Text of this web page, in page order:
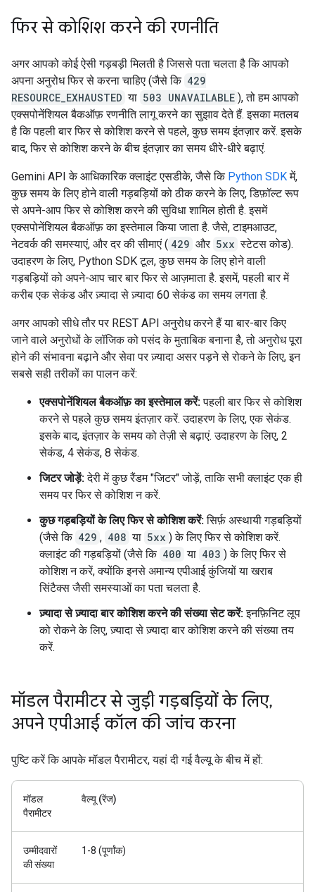
फिर से कोशिश करने की रणनीति
अगर आपको कोई ऐसी गड़बड़ी मिलती है जिससे पता चलता है कि आपको
अपना अनुरोध फिर से करना चाहिए (जैसे कि 429
RESOURCE_EXHAUSTED या 503 UNAVAILABLE ), तो हम आपको
एक्सपोनेंशियल बैकऑफ़ रणनीति लागू करने का सुझाव देते हैं. इसका मतलब
है कि पहली बार फिर से कोशिश करने से पहले, कुछ समय इंतज़ार करें. इसके
बाद, फिर से कोशिश करने के बीच इंतज़ार का समय धीरे-धीरे बढ़ाएं.
Gemini API के आधिकारिक क्लाइंट एसडीके, जैसे कि Python SDKमें,
कुछ समय के लिए होने वाली गड़बड़ियों को ठीक करने के लिए, डिफ़ॉल्ट रूप
से अपने-आप फिर से कोशिश करने की सुविधा शामिल होती है. इसमें
एक्सपोनेंशियल बैकऑफ़ का इस्तेमाल किया जाता है. जैसे, टाइमआउट,
नेटवर्क की समस्याएं, और दर की सीमाएं ( 429 और 5xx स्टेटस कोड).
उदाहरण के लिए, Python SDK टूल, कुछ समय के लिए होने वाली
गड़बड़ियों को अपने-आप चार बार फिर से आज़माता है. इसमें, पहली बार में
करीब एक सेकंड और ज़्यादा से ज़्यादा 60 सेकंड का समय लगता है.
अगर आपको सीधे तौर पर REST API अनुरोध करने हैं या बार-बार किए
जाने वाले अनुरोधों के लॉजिक को पसंद के मुताबिक बनाना है, तो अनुरोध पूरा
होने की संभावना बढ़ाने और सेवा पर ज़्यादा असर पड़ने से रोकने के लिए, इन
सबसे सही तरीकों का पालन करें:
एक्सपोनेंशियल बैकऑफ़ का इस्तेमाल करें:पहली बार फिर से कोशिश
करने से पहले कुछ समय इंतज़ार करें. उदाहरण के लिए, एक सेकंड.
इसके बाद, इंतज़ार के समय को तेज़ी से बढ़ाएं. उदाहरण के लिए, 2
सेकंड, 4 सेकंड, 8 सेकंड.
जिटर जोड़ें:देरी में कुछ रैंडम "जिटर" जोड़ें, ताकि सभी क्लाइंट एक ही
समय पर फिर से कोशिश न करें.
कुछ गड़बड़ियों के लिए फिर से कोशिश करें:सिर्फ़ अस्थायी गड़बड़ियों
(जैसे कि 429 , 408 या 5xx ) के लिए फिर से कोशिश करें.
क्लाइंट की गड़बड़ियों (जैसे कि 400 या 403 ) के लिए फिर से
कोशिश न करें, क्योंकि इनसे अमान्य एपीआई कुंजियों या खराब
सिंटैक्स जैसी समस्याओं का पता चलता है.
ज़्यादा से ज़्यादा बार कोशिश करने की संख्या सेट करें:इनफ़िनिट लूप
को रोकने के लिए, ज़्यादा से ज़्यादा बार कोशिश करने की संख्या तय
करें.
मॉडल पैरामीटर से जुड़ी गड़बड़ियों के लिए,
अपने एपीआई कॉल की जांच करना
पुष्टि करें कि आपके मॉडल पैरामीटर, यहां दी गई वैल्यू के बीच में हों:
मॉडल
पैरामीटर
वैल्यू (रेंज)
उम्मीदवारों
की संख्या
1-8 (पूर्णांक)